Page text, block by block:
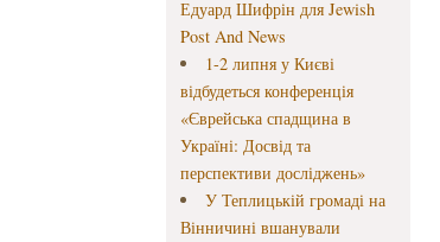
Едуард Шифрін для Jewish
Post And News
1-2 липня у Києві
відбудеться конференція
«Єврейська спадщина в
Україні: Досвід та
перспективи досліджень»
У Теплицькій громаді на
Вінничині вшанували